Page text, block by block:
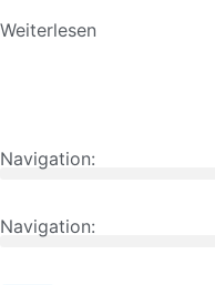
Weiterlesen
Navigation:
Navigation: